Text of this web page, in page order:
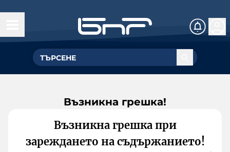
Възникна грешка!
Възникна грешка при
зареждането на съдържанието!